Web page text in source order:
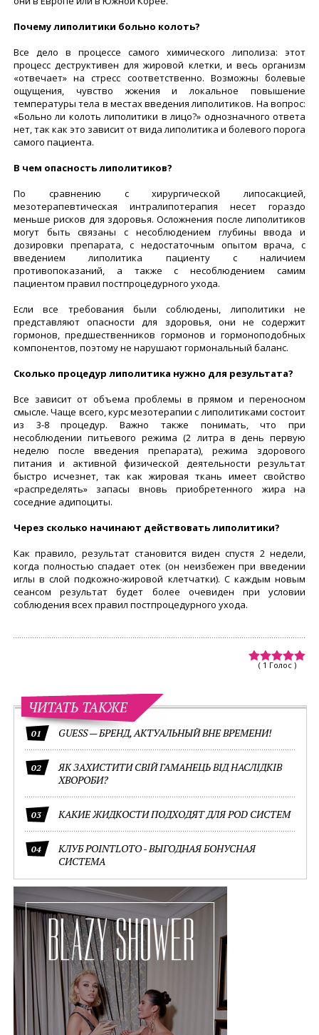
Почему липолитики больно колоть?
Все дело в процессе самого химического липолиза: этот
процесс деструктивен для жировой клетки, и весь организм
«отвечает» на стресс соответственно. Возможны болевые
ощущения, чувство жжения и локальное повышение
температуры тела в местах введения липолитиков. На вопрос:
«Больно ли колоть липолитики в лицо?» однозначного ответа
нет, так как это зависит от вида липолитика и болевого порога
самого пациента.
В чем опасность липолитиков?
По сравнению с хирургической липосакцией,
мезотерапевтическая интралипотерапия несет гораздо
меньше рисков для здоровья. Осложнения после липолитиков
могут быть связаны с несоблюдением глубины ввода и
дозировки препарата, с недостаточным опытом врача, с
введением липолитика пациенту с наличием
противопоказаний, а также с несоблюдением самим
пациентом правил постпроцедурного ухода.
Если все требования были соблюдены, липолитики не
представляют опасности для здоровья, они не содержит
гормонов, предшественников гормонов и гормоноподобных
компонентов, поэтому не нарушают гормональный баланс.
Сколько процедур липолитика нужно для результата?
Все зависит от объема проблемы в прямом и переносном
смысле. Чаще всего, курс мезотерапии с липолитиками состоит
из 3-8 процедур. Важно также понимать, что при
несоблюдении питьевого режима (2 литра в день первую
неделю после введения препарата), режима здорового
питания и активной физической деятельности результат
быстро исчезнет, так как жировая ткань имеет свойство
«распределять» запасы вновь приобретенного жира на
соседние адипоциты.
Через сколько начинают действовать липолитики?
Как правило, результат становится виден спустя 2 недели,
когда полностью спадает отек (он неизбежен при введении
иглы в слой подкожно-жировой клетчатки). С каждым новым
сеансом результат будет более очевиден при условии
соблюдения всех правил постпроцедурного ухода.
( 1 Голос )
ЧИТАТЬ ТАКЖЕ
01 GUESS — БРЕНД, АКТУАЛЬНЫЙ ВНЕ ВРЕМЕНИ!
02
ЯК ЗАХИСТИТИ СВІЙ ГАМАНЕЦЬ ВІД НАСЛІДКІВ
ХВОРОБИ?
03 КАКИЕ ЖИДКОСТИ ПОДХОДЯТ ДЛЯ POD СИСТЕМ
04
КЛУБ POINTLOTO - ВЫГОДНАЯ БОНУСНАЯ
СИСТЕМА